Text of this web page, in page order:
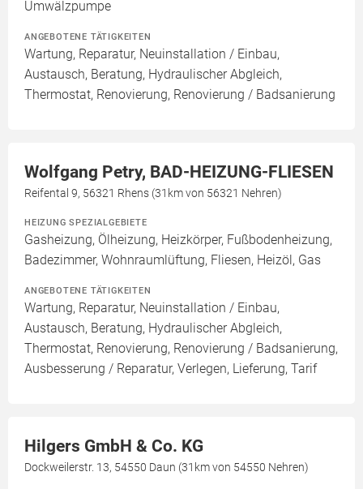
Umwälzpumpe
ANGEBOTENE TÄTIGKEITEN
Wartung, Reparatur, Neuinstallation / Einbau,
Austausch, Beratung, Hydraulischer Abgleich,
Thermostat, Renovierung, Renovierung / Badsanierung
Wolfgang Petry, BAD-HEIZUNG-FLIESEN
Reifental 9, 56321 Rhens (31km von 56321 Nehren)
HEIZUNG SPEZIALGEBIETE
Gasheizung, Ölheizung, Heizkörper, Fußbodenheizung,
Badezimmer, Wohnraumlüftung, Fliesen, Heizöl, Gas
ANGEBOTENE TÄTIGKEITEN
Wartung, Reparatur, Neuinstallation / Einbau,
Austausch, Beratung, Hydraulischer Abgleich,
Thermostat, Renovierung, Renovierung / Badsanierung,
Ausbesserung / Reparatur, Verlegen, Lieferung, Tarif
Hilgers GmbH & Co. KG
Dockweilerstr. 13, 54550 Daun (31km von 54550 Nehren)